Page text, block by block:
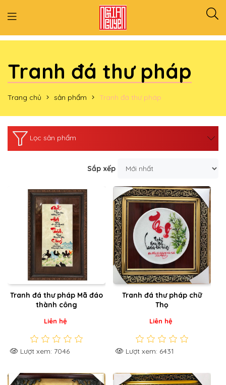
Tranh đá thư pháp
Trang chủ sản phẩm Tranh đá thư pháp
Lọc sản phẩm
Sắp xếp
Tranh đá thư pháp Mã đáo
thành công
Liên hệ
Lượt xem: 7046
Tranh đá thư pháp chữ
Thọ
Liên hệ
Lượt xem: 6431